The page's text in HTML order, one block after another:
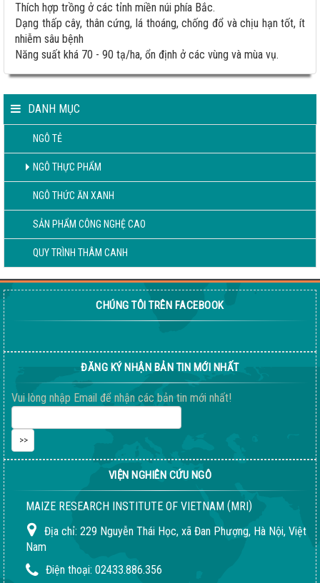
Thích hợp trồng ở các tỉnh miền núi phía Bắc.
Dạng thấp cây, thân cứng, lá thoáng, chống đổ và chịu hạn tốt, ít
nhiễm sâu bệnh
Năng suất khá 70 - 90 tạ/ha, ổn định ở các vùng và mùa vụ.
DANH MỤC
NGÔ TẺ
NGÔ THỰC PHẨM
NGÔ THỨC ĂN XANH
SẢN PHẨM CÔNG NGHỆ CAO
QUY TRÌNH THÂM CANH
CHÚNG TÔI TRÊN FACEBOOK
ĐĂNG KÝ NHẬN BẢN TIN MỚI NHẤT
Vui lòng nhập Email để nhận các bản tin mới nhất!
VIỆN NGHIÊN CỨU NGÔ
MAIZE RESEARCH INSTITUTE OF VIETNAM (MRI)
Địa chỉ: 229 Nguyễn Thái Học, xã Đan Phượng, Hà Nội, Việt
Nam
Điện thoại: 02433.886.356